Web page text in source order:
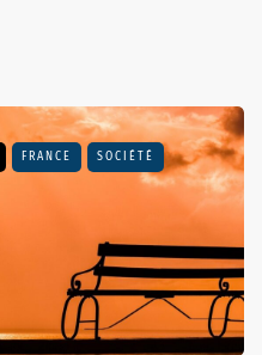
FRANCE SOCIÉTÉ